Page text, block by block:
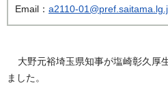
Email： a2110-
大野元裕埼玉県知事が塩崎彰久厚
ました。